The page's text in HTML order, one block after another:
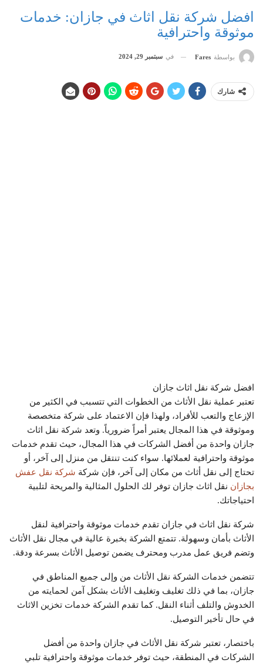
افضل شركة نقل اثاث في جازان: خدمات
موثوقة واحترافية
بواسطة Fares في سبتمبر 29, 2024
شارك
افضل شركة نقل اثاث جازان
تعتبر عملية نقل الأثاث من الخطوات التي تتسبب في الكثير من
الإزعاج والتعب للأفراد، ولهذا فإن الاعتماد على شركة متخصصة
وموثوقة في هذا المجال يعتبر أمراً ضرورياً. وتعد شركة نقل اثاث
جازان واحدة من أفضل الشركات في هذا المجال، حيث تقدم خدمات
موثوقة واحترافية لعملائها. سواء كنت تنتقل من منزل إلى آخر، أو
تحتاج إلى نقل أثاث من مكان إلى آخر، فإن شركة شركة نقل عفش
بجازان نقل اثاث جازان توفر لك الحلول المثالية والمريحة لتلبية
احتياجاتك.
شركة نقل اثاث في جازان تقدم خدمات موثوقة واحترافية لنقل
الأثاث بأمان وسهولة. تتمتع الشركة بخبرة عالية في مجال نقل الأثاث
وتضم فريق عمل مدرب ومحترف يضمن توصيل الأثاث بسرعة ودقة.
تتضمن خدمات الشركة نقل الأثاث من وإلى جميع المناطق في
جازان، بما في ذلك تغليف وتغليف الأثاث بشكل آمن لحمايته من
الخدوش والتلف أثناء النقل. كما تقدم الشركة خدمات تخزين الاثاث
في حال تأخير التوصيل.
باختصار، تعتبر شركة نقل الأثاث في جازان واحدة من أفضل
الشركات في المنطقة، حيث توفر خدمات موثوقة واحترافية تلبي